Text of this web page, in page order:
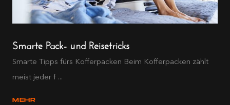
Smarte Pack- und Reisetricks
Smarte Tipps fürs Kofferpacken Beim Kofferpacken zählt
meist jeder f ...
MEHR